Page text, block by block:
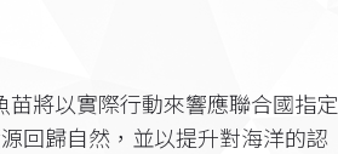
將以實際行動來響應聯合國指定
回歸自然，並以提升對海洋的認